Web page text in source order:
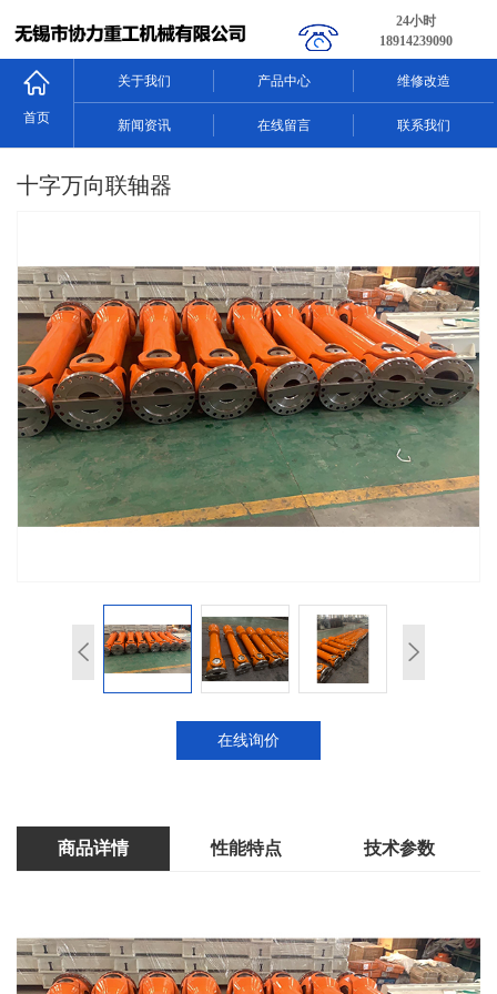
24小时
18914239090
首页
关于我们 产品中心 维修改造
新闻资讯 在线留言 联系我们
十字万向联轴器
在线询价
商品详情 性能特点 技术参数